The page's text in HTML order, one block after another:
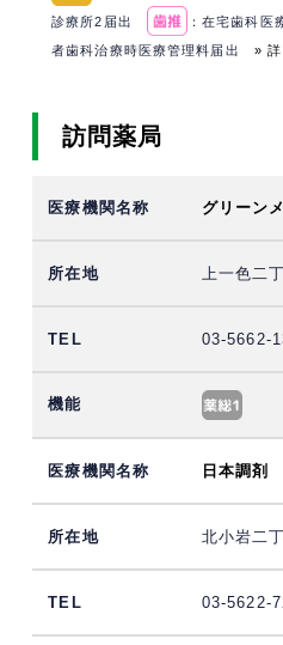
診療所2届出 ：在宅歯科
者歯科治療時医療管理料届出 »
訪問薬局
グリーン
上一色二
03-5662-
日本調剤
北小岩二
03-5622-